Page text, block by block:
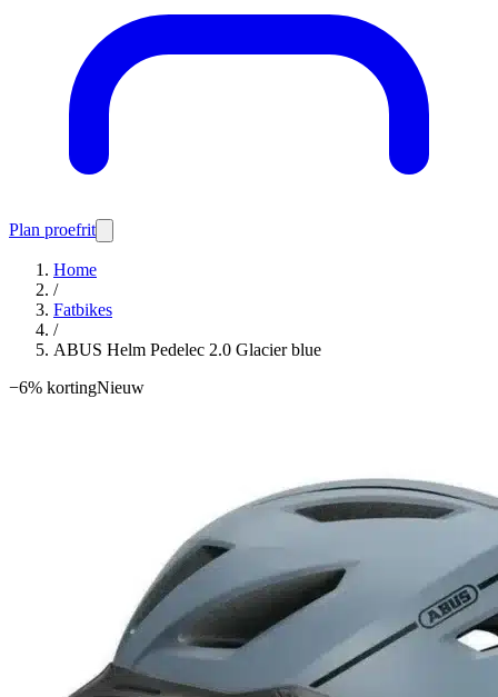
Plan proefrit
Home
/
Fatbikes
/
ABUS Helm Pedelec 2.0 Glacier blue
−6% kortingNieuw